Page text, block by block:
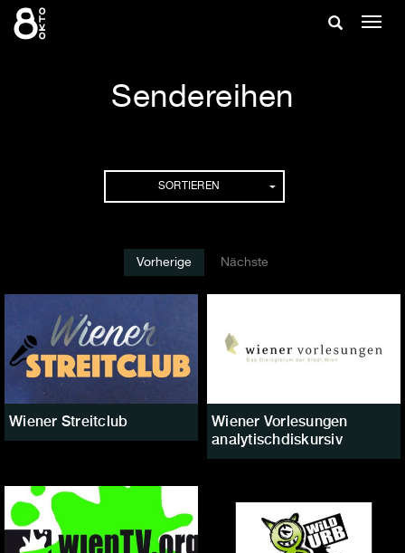
Zum
Inhalt
Suche
Sendereihen
SendereihenSORTIEREN
Vorherige Nächste
Wiener Streitclub
Wiener Vorlesungen
analytischdiskursiv